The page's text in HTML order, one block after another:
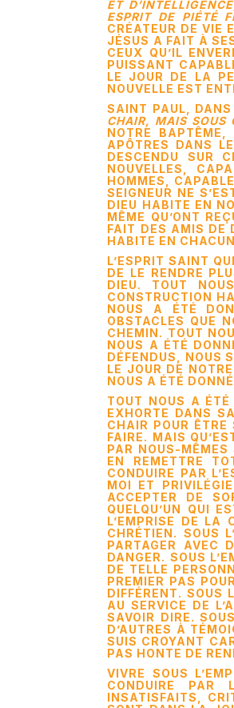
ET
ESPRIT DE PIÉTÉ
CRÉATEUR DE VIE
JÉSUS A FAIT À
CEUX QU’IL
PUISSANT
LE JOUR DE LA
NOUVELLE EST
SAINT PAUL,
CHAIR, MAIS SOUS
NOTRE BAPTÊME,
APÔTRES DANS
DESCENDU SUR
NOUVELLES,
HOMMES,
SEIGNEUR NE
DIEU HABITE EN
MÊME QU’ONT
FAIT DES AMIS DE
HABITE EN
L’ESPRIT SAINT
DE LE RENDRE
DIEU. TOUT
CONSTRUCTION
NOUS A ÉTÉ
OBSTACLES QUE
CHEMIN. TOUT
NOUS A ÉTÉ
DÉFENDUS, NOUS
LE JOUR DE
NOUS A ÉTÉ
TOUT NOUS A
EXHORTE DANS
CHAIR POUR ÊTRE
FAIRE. MAIS
PAR NOUS-
EN REMETTRE
CONDUIRE PAR
MOI ET
ACCEPTER DE
QUELQU’UN QUI
L’EMPRISE DE LA
CHRÉTIEN. SOUS
PARTAGER AVEC
DANGER. SOUS
DE TELLE
PREMIER PAS
DIFFÉRENT. SOUS
AU SERVICE DE
SAVOIR DIRE.
D’AUTRES À
SUIS CROYANT
PAS HONTE DE
VIVRE SOUS
CONDUIRE PAR
INSATISFAITS,